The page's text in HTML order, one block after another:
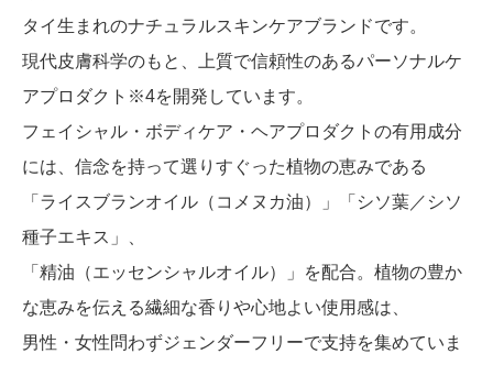
タイ生まれのナチュラルスキンケアブランドです。
現代皮膚科学のもと、上質で信頼性のあるパーソナルケ
アプロダクト※4を開発しています。
フェイシャル・ボディケア・ヘアプロダクトの有用成分
には、信念を持って選りすぐった植物の恵みである
「ライスブランオイル（コメヌカ油）」「シソ葉／シソ
種子エキス」、
「精油（エッセンシャルオイル）」を配合。植物の豊か
な恵みを伝える繊細な香りや心地よい使用感は、
男性・女性問わずジェンダーフリーで支持を集めていま